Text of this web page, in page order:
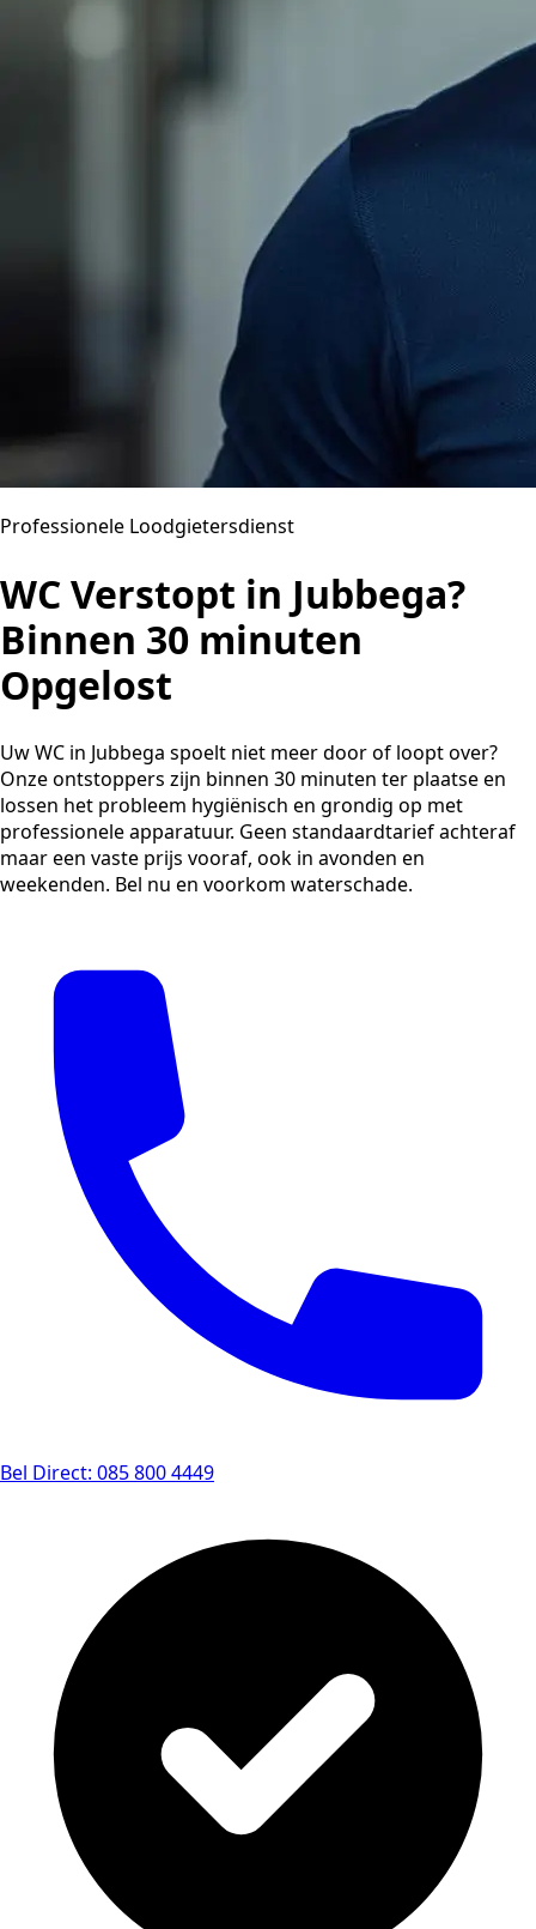
Professionele Loodgietersdienst
WC Verstopt in Jubbega?
Binnen 30 minuten
Opgelost
Uw WC in Jubbega spoelt niet meer door of loopt over?
Onze ontstoppers zijn binnen 30 minuten ter plaatse en
lossen het probleem hygiënisch en grondig op met
professionele apparatuur. Geen standaardtarief achteraf
maar een vaste prijs vooraf, ook in avonden en
weekenden. Bel nu en voorkom waterschade.
Bel Direct: 085 800 4449